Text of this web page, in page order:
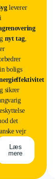
leverer
nyt tag,
boligs
sikrer
det
vejr
Læs
mere